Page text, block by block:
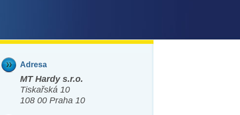
Adresa
MT Hardy s.r.o.
Tiskařská 10
108 00 Praha 10